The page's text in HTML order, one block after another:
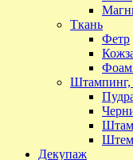
Ткань
Фетр
Штампинг,
Декупаж